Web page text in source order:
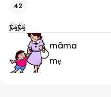
42
妈妈
māma
mẹ